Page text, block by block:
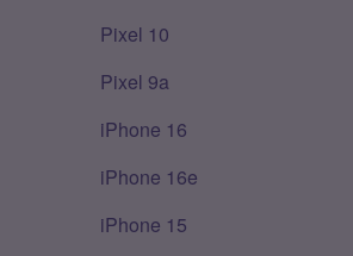
Pixel 10
Pixel 9a
iPhone 16
iPhone 16e
iPhone 15